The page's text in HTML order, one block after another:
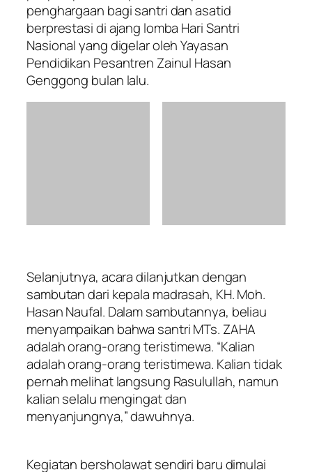
penghargaan bagi santri dan asatid
berprestasi di ajang lomba Hari Santri
Nasional yang digelar oleh Yayasan
Pendidikan Pesantren Zainul Hasan
Genggong bulan lalu.
Selanjutnya, acara dilanjutkan dengan
sambutan dari kepala madrasah, KH. Moh.
Hasan Naufal. Dalam sambutannya, beliau
menyampaikan bahwa santri MTs. ZAHA
adalah orang-orang teristimewa. “Kalian
adalah orang-orang teristimewa. Kalian tidak
pernah melihat langsung Rasulullah, namun
kalian selalu mengingat dan
menyanjungnya,” dawuhnya.
Kegiatan bersholawat sendiri baru dimulai